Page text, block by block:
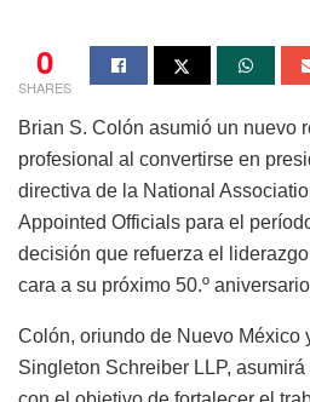
0
SHARES
Brian S. Colón asumió un nuevo
profesional al convertirse en
directiva de la National
Appointed Officials para el
decisión que refuerza el
cara a su próximo 50.º
Colón, oriundo de Nuevo México
Singleton Schreiber LLP,